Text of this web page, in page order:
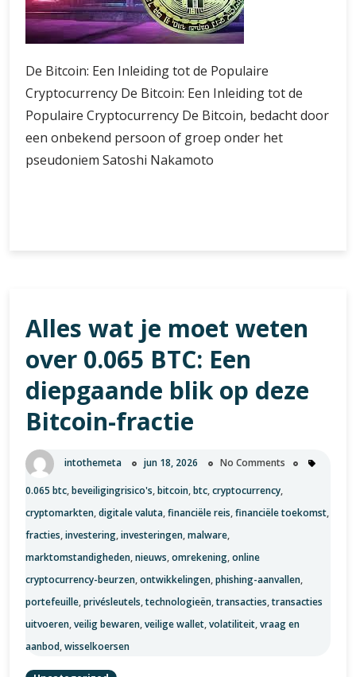
De Bitcoin: Een Inleiding tot de Populaire
Cryptocurrency De Bitcoin: Een Inleiding tot de
Populaire Cryptocurrency De Bitcoin, bedacht door
een onbekend persoon of groep onder het
pseudoniem Satoshi Nakamoto
Geld
Alles wat je moet weten
over 0.065 BTC: Een
diepgaande blik op deze
Bitcoin-fractie
intothemeta jun 18, 2026 No Comments
0.065 btc,beveiligingrisico's,bitcoin,btc,cryptocurrency,
cryptomarkten,digitale valuta,financiële reis,financiële toekomst,
fracties,investering,investeringen,malware,
marktomstandigheden,nieuws,omrekening,online
cryptocurrency-beurzen,ontwikkelingen,phishing-aanvallen,
portefeuille,privésleutels,technologieën,transacties,transacties
uitvoeren,veilig bewaren,veilige wallet,volatiliteit,vraag en
aanbod,wisselkoersen